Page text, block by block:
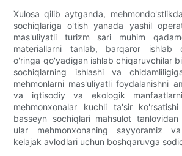
Xulosa qilib aytganda,
sochiqlariga o'tish yanada yashil
mas'uliyatli turizm sari muhim
materiallarni tanlab, barqaror ishlab
o'ringa qo'yadigan ishlab chiqaruvchilar
sochiqlarning ishlashi va
mehmonlarni mas'uliyatli foydalanishni
va iqtisodiy va ekologik
mehmonxonalar kuchli ta'sir
basseyn sochiqlari mahsulot
ular mehmonxonaning sayyoramiz
kelajak avlodlari uchun boshqaruvga